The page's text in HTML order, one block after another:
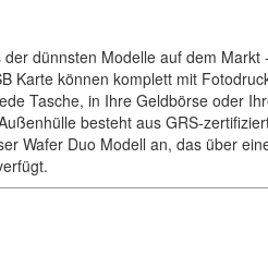
der dünnsten Modelle auf dem
Karte können komplett mit
Tasche, in Ihre Geldbörse oder
besteht aus GRS-
Wafer Duo Modell an, das über